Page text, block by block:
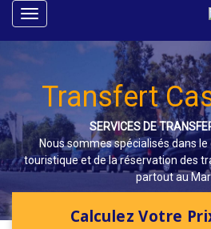
Transfert
SERVICES DE
Nous sommes spécialisés dans
touristique et de la réservation des
partout au
Calculez Votre